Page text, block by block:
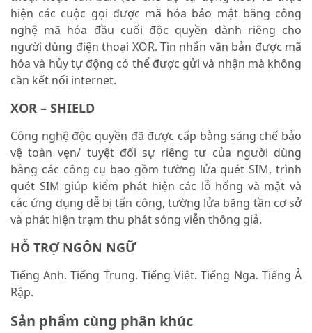
hiện các cuộc gọi được mã hóa bảo mật bằng công
nghệ mã hóa đầu cuối độc quyền dành riêng cho
người dùng điện thoại XOR. Tin nhắn văn bản được mã
hóa và hủy tự động có thể được gửi và nhận mà không
cần kết nối internet.
XOR – SHIELD
Công nghệ độc quyền đã được cấp bằng sáng chế bảo
vệ toàn vẹn/ tuyệt đối sự riêng tư của người dùng
bằng các công cụ bao gồm tường lửa quét SIM, trình
quét SIM giúp kiểm phát hiện các lỗ hổng và mật và
các ứng dụng dễ bị tấn công, tường lửa băng tần cơ sở
và phát hiện trạm thu phát sóng viễn thông giả.
HỖ TRỢ NGÔN NGỮ
Tiếng Anh. Tiếng Trung. Tiếng Việt. Tiếng Nga. Tiếng Ả
Rập.
Sản phẩm cùng phân khúc